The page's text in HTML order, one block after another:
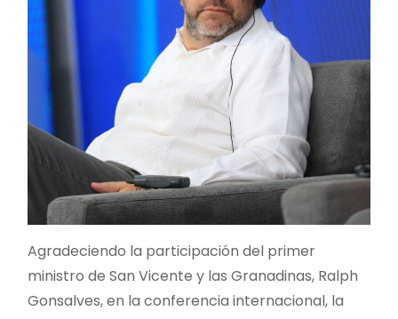
Agradeciendo la participación del primer
ministro de San Vicente y las Granadinas, Ralph
Gonsalves, en la conferencia internacional, la